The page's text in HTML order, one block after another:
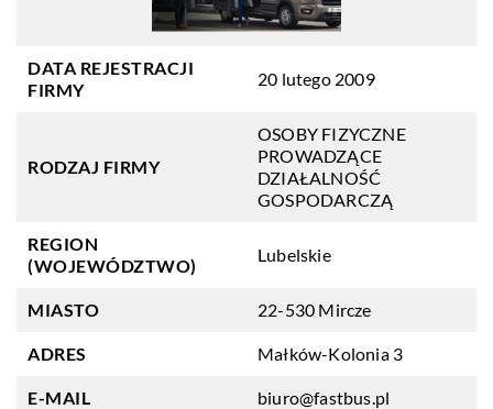
DATA REJESTRACJI
FIRMY
20 lutego 2009
RODZAJ FIRMY
OSOBY FIZYCZNE
PROWADZĄCE
DZIAŁALNOŚĆ
GOSPODARCZĄ
REGION
(WOJEWÓDZTWO)
Lubelskie
MIASTO 22-530 Mircze
ADRES Małków-Kolonia 3
E-MAIL biuro@fastbus.pl